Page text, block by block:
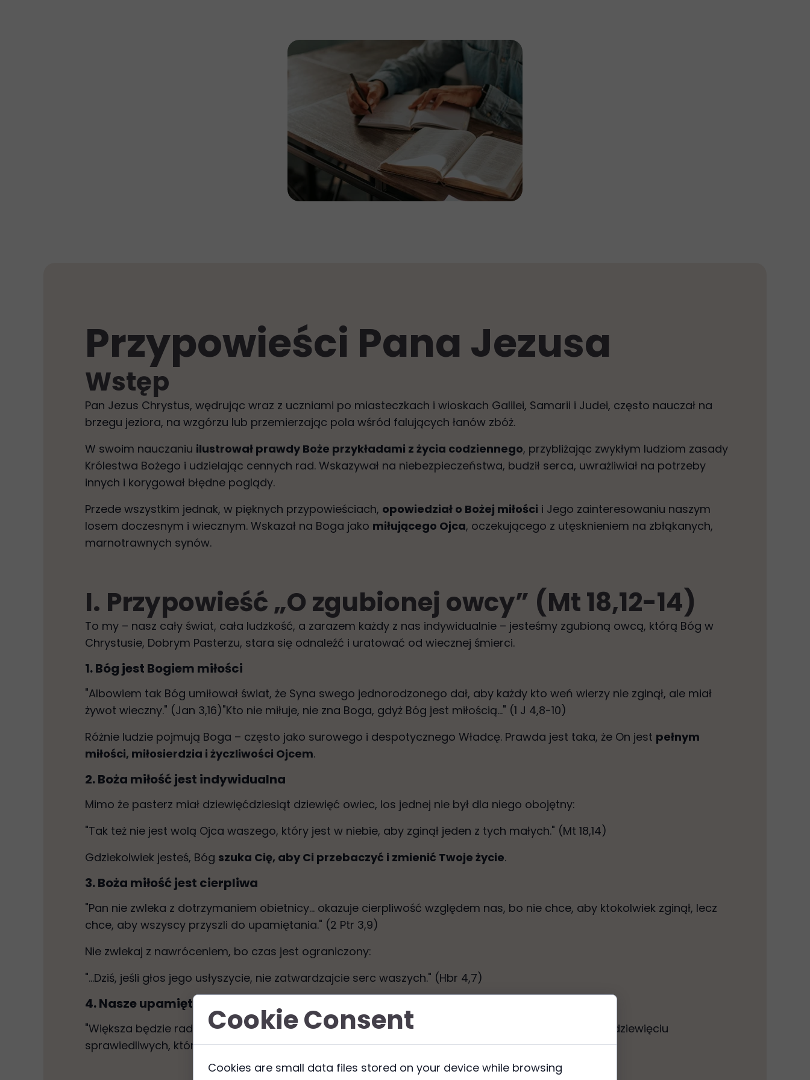
Przypowieści Pana Jezusa
Wstęp
Pan Jezus Chrystus, wędrując wraz z uczniami po miasteczkach i wioskach Galilei, Samarii i Judei, często nauczał na
brzegu jeziora, na wzgórzu lub przemierzając pola wśród falujących łanów zbóż.
W swoim nauczaniu ilustrował prawdy Boże przykładami z życia codziennego, przybliżając zwykłym ludziom zasady
Królestwa Bożego i udzielając cennych rad. Wskazywał na niebezpieczeństwa, budził serca, uwrażliwiał na potrzeby
innych i korygował błędne poglądy.
Przede wszystkim jednak, w pięknych przypowieściach, opowiedział o Bożej miłości i Jego zainteresowaniu naszym
losem doczesnym i wiecznym. Wskazał na Boga jako miłującego Ojca, oczekującego z utęsknieniem na zbłąkanych,
marnotrawnych synów.
I. Przypowieść „O zgubionej owcy” (Mt 18,12-14)
To my – nasz cały świat, cała ludzkość, a zarazem każdy z nas indywidualnie – jesteśmy zgubioną owcą, którą Bóg w
Chrystusie, Dobrym Pasterzu, stara się odnaleźć i uratować od wiecznej śmierci.
1. Bóg jest Bogiem miłości
"Albowiem tak Bóg umiłował świat, że Syna swego jednorodzonego dał, aby każdy kto weń wierzy nie zginął, ale miał
żywot wieczny." (Jan 3,16)"Kto nie miłuje, nie zna Boga, gdyż Bóg jest miłością..." (1 J 4,8-10)
Różnie ludzie pojmują Boga – często jako surowego i despotycznego Władcę. Prawda jest taka, że On jest pełnym
miłości, miłosierdzia i życzliwości Ojcem.
2. Boża miłość jest indywidualna
Mimo że pasterz miał dziewięćdziesiąt dziewięć owiec, los jednej nie był dla niego obojętny:
"Tak też nie jest wolą Ojca waszego, który jest w niebie, aby zginął jeden z tych małych." (Mt 18,14)
Gdziekolwiek jesteś, Bóg szuka Cię, aby Ci przebaczyć i zmienić Twoje życie.
3. Boża miłość jest cierpliwa
"Pan nie zwleka z dotrzymaniem obietnicy... okazuje cierpliwość względem nas, bo nie chce, aby ktokolwiek zginął, lecz
chce, aby wszyscy przyszli do upamiętania." (2 Ptr 3,9)
Nie zwlekaj z nawróceniem, bo czas jest ograniczony:
"...Dziś, jeśli głos jego usłyszycie, nie zatwardzajcie serc waszych." (Hbr 4,7)
4. Nasze upamiętanie sprawia Bogu radość
"Większa będzie radość w niebie z jednego grzesznika, który się upamięta, niż z dziewięćdziesięciu dziewięciu
sprawiedliwych, którzy nie potrzebują upamiętania." (Łk 15,7.10)
Cookie Consent
Cookies are small data files stored on your device while browsing